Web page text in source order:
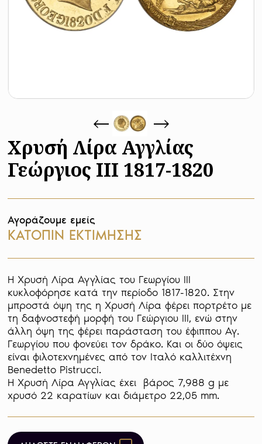
Χρυσή Λίρα Αγγλίας
Γεώργιος III 1817-1820
Αγοράζουμε εμείς
ΚΑΤΟΠΙΝ ΕΚΤΙΜΗΣΗΣ
Η Χρυσή Λίρα Αγγλίας του Γεωργίου III
κυκλοφόρησε κατά την περίοδο 1817-1820. Στην
μπροστά όψη της η Χρυσή Λίρα φέρει πορτρέτο με
τη δαφνοστεφή μορφή του Γεώργιου ΙΙΙ, ενώ στην
άλλη όψη της φέρει παράσταση του έφιππου Αγ.
Γεωργίου που φονεύει τον δράκο. Και οι δύο όψεις
είναι φιλοτεχνημένες από τον Ιταλό καλλιτέχνη
Benedetto Pistrucci.
Η Χρυσή Λίρα Αγγλίας έχει  βάρος 7,988 g με